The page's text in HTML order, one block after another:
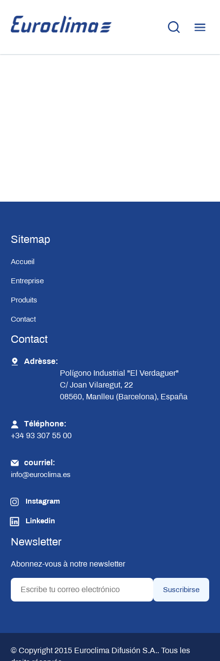
Sitemap
Accueil
Entreprise
Produits
Contact
Contact
Adrèsse:
Polígono Industrial "El Verdaguer"
C/ Joan Vilaregut, 22
08560, Manlleu (Barcelona), España
Téléphone:
+34 93 307 55 00
courriel:
info@euroclima.es
Instagram
Linkedin
Newsletter
Abonnez-vous à notre newsletter
© Copyright 2015 Euroclima Difusión S.A.. Tous les